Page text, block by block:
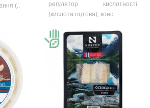
(..
регулятор кислотності
(кислота оцтова), конс..